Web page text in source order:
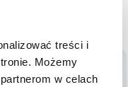
treści i
Możemy
w celach